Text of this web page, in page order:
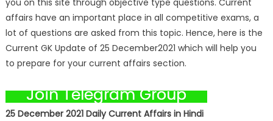
you on this site through objective type questions. Current
affairs have an important place in all competitive exams, a
lot of questions are asked from this topic. Hence, here is the
Current GK Update of 25 December2021 which will help you
to prepare for your current affairs section.
Join Telegram Group
25 December 2021 Daily Current Affairs in Hindi